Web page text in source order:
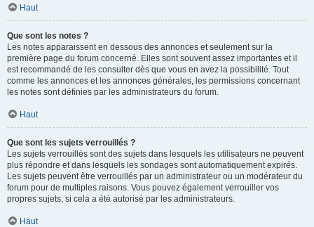
Haut
Que sont les notes ?
Les notes apparaissent en dessous des annonces et seulement sur la
première page du forum concerné. Elles sont souvent assez importantes et il
est recommandé de les consulter dès que vous en avez la possibilité. Tout
comme les annonces et les annonces générales, les permissions concernant
les notes sont définies par les administrateurs du forum.
Haut
Que sont les sujets verrouillés ?
Les sujets verrouillés sont des sujets dans lesquels les utilisateurs ne peuvent
plus répondre et dans lesquels les sondages sont automatiquement expirés.
Les sujets peuvent être verrouillés par un administrateur ou un modérateur du
forum pour de multiples raisons. Vous pouvez également verrouiller vos
propres sujets, si cela a été autorisé par les administrateurs.
Haut